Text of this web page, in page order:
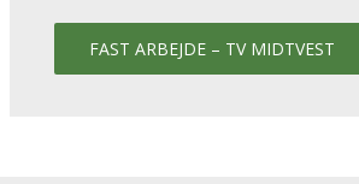
FAST ARBEJDE – TV MIDTVEST